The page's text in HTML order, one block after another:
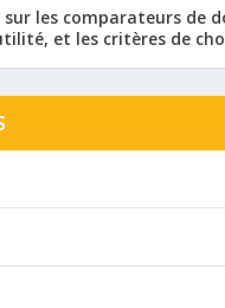
les comparateurs de
et les critères de